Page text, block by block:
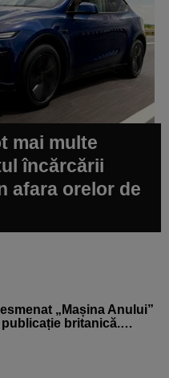
mai multe
încărcării
afara orelor de
„Mașina Anului”
publicație britanică.…